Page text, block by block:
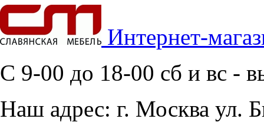
Интернет-
C 9-00 до 18-00 сб и вс -
Наш адрес: г. Москва ул.